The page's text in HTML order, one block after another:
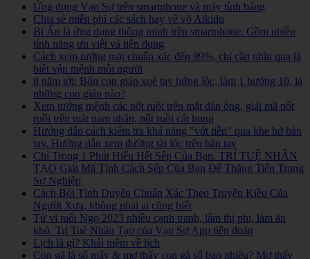
Ứng dụng Vạn Sự trên smartphone và máy tính bảng
Chia sẻ miễn phí các sách hay về võ Aikido
Bí Ẩn là ứng dụng thông minh trên smartphone. Gồm nhiều
tính năng ưu việt và tiện dụng
Cách xem tướng mặt chuẩn xác đến 99%, chỉ cần nhìn qua là
biết vận mệnh mỗi người
8 năm tới: Bốn con giáp xoè tay hứng lộc, làm 1 hưởng 10, là
những con giáp nào?
Xem tướng mệnh các nốt ruồi trên mặt đàn ông, giải mã nốt
ruồi trên mặt nam nhân, nốt ruồi cát hung
Hướng dẫn cách kiểm tra khả năng "vớt tiền" qua khe hở bàn
tay. Hướng dẫn xem đường tài lộc trên bàn tay
Chỉ Trong 1 Phút Hiểu Hết Sếp Của Bạn. TRÍ TUỆ NHÂN
TẠO Giải Mã Tính Cách Sếp Của Bạn Để Thăng Tiến Trong
Sự Nghiệp
Cách Bói Tình Duyên Chuẩn Xác Theo Truyện Kiều Của
Người Xưa, không phải ai cũng biết
Tử vi tuổi Ngọ 2023 nhiều cạnh tranh, lắm thị phi, làm ăn
khó. Trí Tuệ Nhân Tạo của Vạn Sự App tiên đoán
Lịch là gì? Khái niệm về lịch
Con gà là số mấy & mơ thấy con gà số bao nhiêu? Mơ thấy